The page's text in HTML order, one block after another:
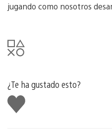
jugando como nosotros
¿Te ha gustado esto?
Me
gusta